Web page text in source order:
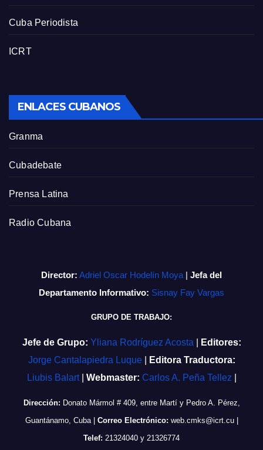
Cuba Periodista
ICRT
ENLACES CUBANOS
Granma
Cubadebate
Prensa Latina
Radio Cubana
Director: Adriel Oscar Hodelín Moya | Jefa del
Departamento Informativo: Sisnay Fay Vargas
GRUPO DE TRABAJO:
Jefe de Grupo: Yliana Rodríguez Acosta
Editores:
Jorge Cantalapiedra Luque
Editora Traductora:
Liubis Balart
Webmaster: Carlos A. Peña Tellez
Dirección: Donato Mármol # 409, entre Martí y Pedro A. Pérez,
Guantánamo, Cuba| Correo Electrónico: web.cmks@icrt.cu|
Telef: 21324040 y 21326774